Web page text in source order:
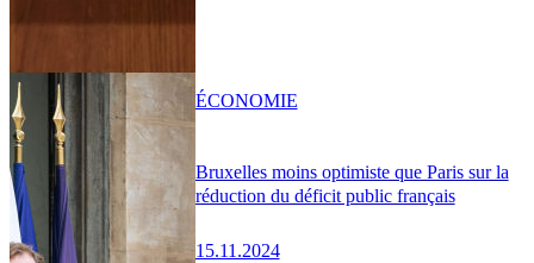
Bruxelles moins optimiste que Paris sur la
réduction du déficit public français
15.11.2024
ÉCONOMIE